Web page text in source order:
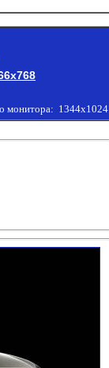
монитора: 1344x1024